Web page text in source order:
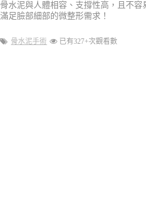
骨水泥與人體相容、支撐性高，且不容
滿足臉部細部的微整形需求！
骨水泥手術 已有327+次觀看數